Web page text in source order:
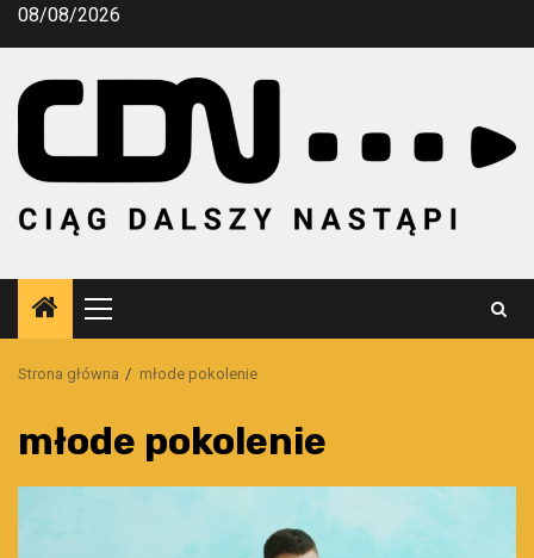
Przejdź
08/08/2026
Menu
główne
Strona główna młode pokolenie
młode pokolenie